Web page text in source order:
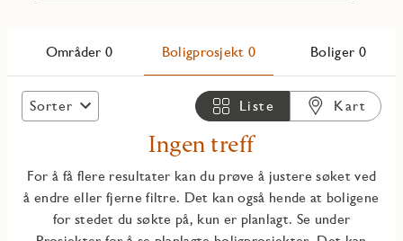
Områder 0 Boligprosjekt 0 Boliger 0
Sorter Liste Kart
Ingen treff
For å få flere resultater kan du prøve å justere søket ved
å endre eller fjerne filtre. Det kan også hende at boligene
for stedet du søkte på, kun er planlagt. Se under